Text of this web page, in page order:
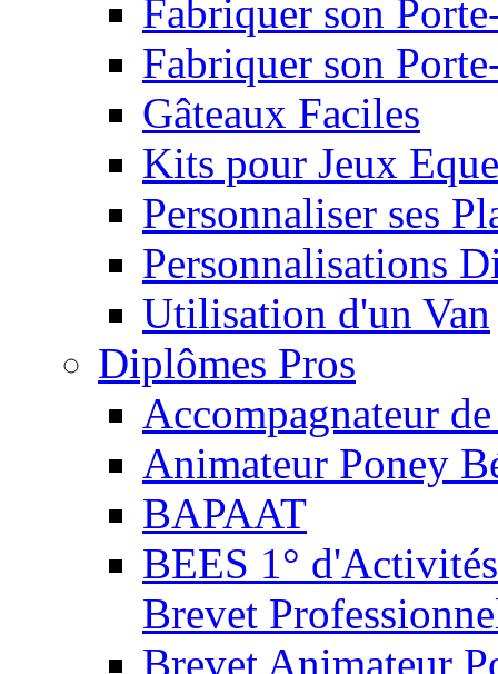
Fabriquer son
Fabriquer son
Gâteaux Faciles
Kits pour Jeux
Personnaliser ses
Personnalisations
Utilisation d'un Van
Diplômes Pros
Accompagnateur
Animateur Poney
BAPAAT
BEES 1°
Brevet
Brevet Animateur